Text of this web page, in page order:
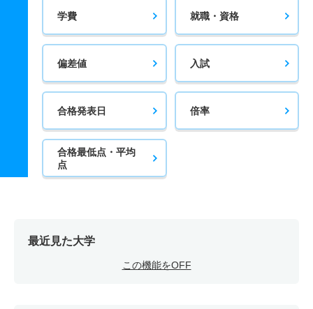
学費 就職・資格
偏差値 入試
合格発表日 倍率
合格最低点・平均
点
最近見た大学
この機能をOFF